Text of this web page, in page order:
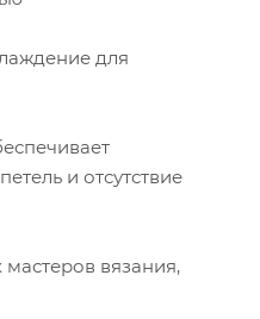
для
и отсутствие
вязания,